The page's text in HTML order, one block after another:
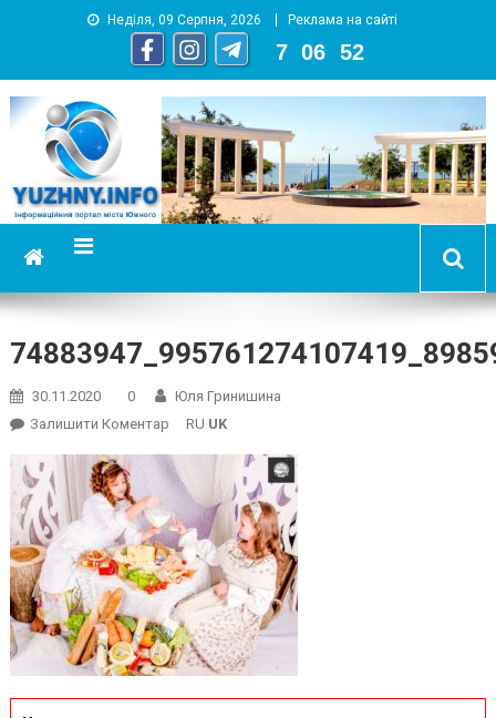
Неділя, 09 Серпня, 2026 Реклама на сайті
7 06 53
YUZHNY.INFO
информационный портал города Южный
30.11.2020 0
Юля Гринишина
Залишити КоментарOn RU UK